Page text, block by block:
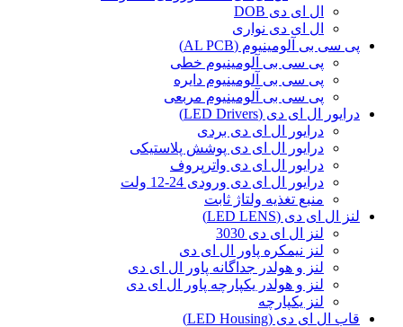
ال ای دی DOB
ال ای دی نواری
پی سی بی آلومینیوم (AL PCB)
پی سی بی آلومینیوم خطی
پی سی بی آلومینیوم دایره
پی سی بی آلومینیوم مربعی
درایور ال ای دی (LED Drivers)
درایور ال ای دی بردی
درایور ال ای دی پوشش پلاستیکی
درایور ال ای دی واترپروف
درایور ال ای دی ورودی 24-12 ولت
منبع تغذیه ولتاژ ثابت
لنز ال ای دی (LED LENS)
لنز ال ای دی 3030
لنز نیمکره پاور ال ای دی
لنز و هولدر جداگانه پاور ال ای دی
لنز و هولدر یکپارچه پاور ال ای دی
لنز یکپارچه
قاب ال ای دی (LED Housing)